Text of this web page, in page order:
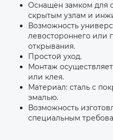
Оснащен замком для
скрытым узлам и
Возможность
левостороннего или
открывания.
Простой уход.
Монтаж
или клея.
Материал: сталь с
эмалью.
Возможность
специальным